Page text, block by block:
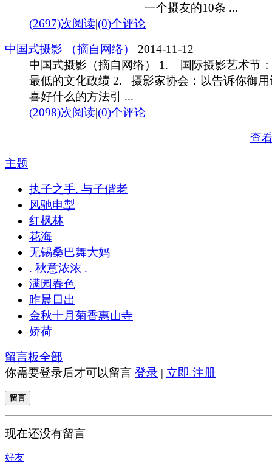
一个摄友的10条 ...
(2697)次阅读|(0)个评论
中国式摄影 （摘自网络）
2014-11-12
中国式摄影（摘自网络） 1. 国际摄影艺术节
最低的文化政绩 2. 摄影家协会：以告诉你御用
喜好什么的方法引 ...
(2098)次阅读|(0)个评论
查
主题
执子之手. 与子偕老
风驰电掣
红枫林
花海
无锡桑巴舞大妈
. 秋意浓浓 .
满园春色
昨晨日出
金秋十月菊香惠山寺
娇荷
留言板全部
你需要登录后才可以留言 登录 | 立即 注册
留言
现在还没有留言
好友